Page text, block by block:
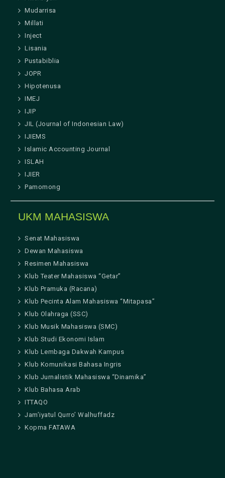
Mudarrisa
Millati
Inject
Lisania
Pustabiblia
JOPR
Hipotenusa
IMEJ
IJIP
JIL (Journal of Indonesian Law)
IJIEMS
Islamic Accounting Journal
ISLAH
IJIER
Pamomong
UKM MAHASISWA
Senat Mahasiswa
Dewan Mahasiswa
Resimen Mahasiswa
Klub Teater Mahasiswa “Getar”
Klub Pramuka (Racana)
Klub Pecinta Alam Mahasiswa “Mitapasa”
Klub Olahraga (SSC)
Klub Musik Mahasiswa (SMC)
Klub Studi Ekonomi Islam
Klub Lembaga Dakwah Kampus
Klub Komunikasi Bahasa Ingris
Klub Jurnalistik Mahasiswa “Dinamika”
Klub Bahasa Arab
ITTAQO
Jam’iyatul Qurro’ Walhuffadz
Kopma FATAWA